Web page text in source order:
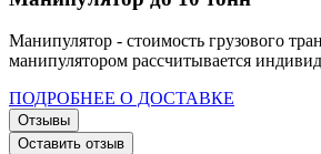
Манипулятор - стоимость грузового
манипулятором рассчитывается
ПОДРОБНЕЕ О ДОСТАВКЕ
Отзывы
Оставить отзыв